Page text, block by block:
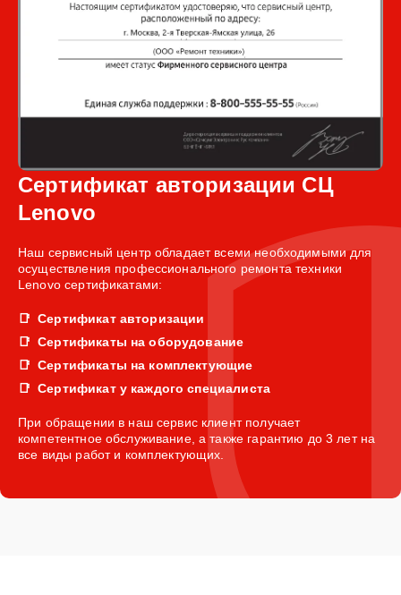
Сертификат авторизации СЦ
Lenovo
Наш сервисный центр обладает всеми необходимыми для
осуществления профессионального ремонта техники
Lenovo сертификатами:
Сертификат авторизации
Сертификаты на оборудование
Сертификаты на комплектующие
Сертификат у каждого специалиста
При обращении в наш сервис клиент получает
компетентное обслуживание, а также гарантию до 3 лет на
все виды работ и комплектующих.